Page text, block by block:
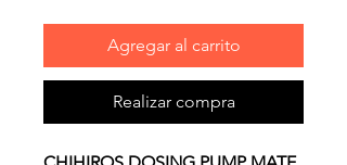
Agregar al carrito
Realizar compra